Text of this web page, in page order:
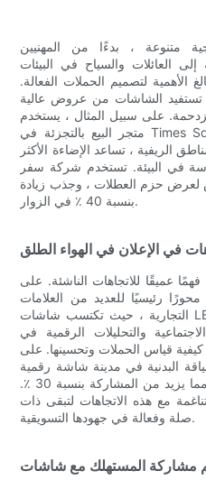
متنوعة ، بدءًا من المهنيين
العائلات والسياح في البيئات
الأهمية لتصميم الحملات الفعالة.
الشاشات من عروض عالية
على سبيل المثال ، يستخدم
متجر البيع بالتجزئة في Times Square إعلانات عالية التباين لجذب
الريفية ، تساعد الإضاءة الأكثر
في البيئة. تستخدم شركة سفر
حزم العطلات ، وجذب زيادة
بنسبة 40 ٪ في الزوار.
في الإعلان في الهواء الطلق
عميقًا للاتجاهات الناشئة. على
رئيسيًا للعديد من العلامات
التجارية ، حيث تكتسب شاشات LED الصديقة للبيئة شعبية. بالإضافة
والتحليلات الرقمية في
كيفية قياس الحملات وتحسينها. على
البدنية في مدينة شاشة رقمية
لعرض فصول التمرين المباشرة ، مما يزيد من المشاركة بنسبة 30 ٪.
مع هذه الاتجاهات لتبقى ذات
صلة وفعالة في جهودها التسويقية.